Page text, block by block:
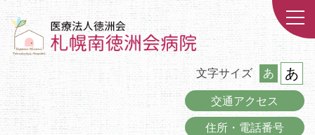
文字サイズ あ あ
交通アクセス
住所・電話番号